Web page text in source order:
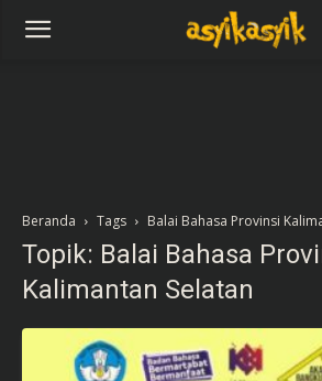
Beranda Tags Balai Bahasa Provinsi
Topik: Balai Bahasa
Kalimantan Selatan